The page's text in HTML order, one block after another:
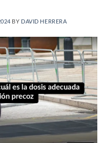
BY DAVID HERRERA